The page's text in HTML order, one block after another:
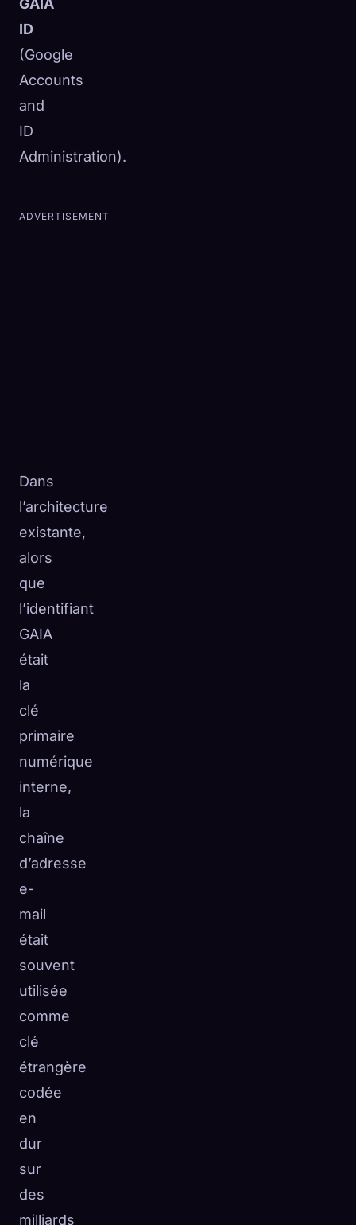
GAIA
ID
(Google
Accounts
and
ID
Administration).
ADVERTISEMENT
Dans
l’architecture
existante,
alors
que
l’identifiant
GAIA
était
la
clé
primaire
numérique
interne,
la
chaîne
d’adresse
e-
mail
était
souvent
utilisée
comme
clé
étrangère
codée
en
dur
sur
des
milliards